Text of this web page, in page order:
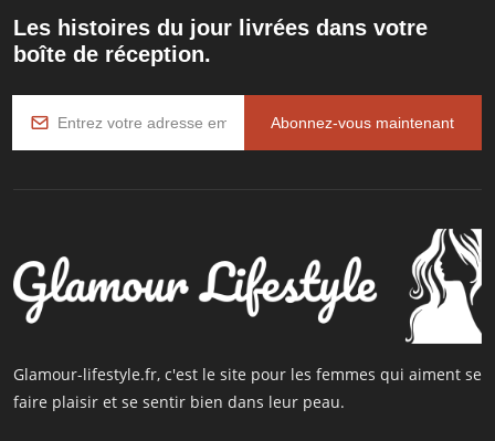
Les histoires du jour livrées dans votre
boîte de réception.
Abonnez-vous maintenant
Glamour-lifestyle.fr, c'est le site pour les femmes qui aiment se
faire plaisir et se sentir bien dans leur peau.